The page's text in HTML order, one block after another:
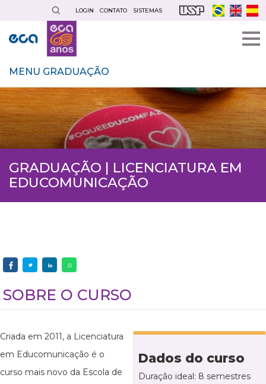
conteúdo
LOGIN CONTATO SISTEMAS
MENU GRADUAÇÃO
GRADUAÇÃO | LICENCIATURA EM
EDUCOMUNICAÇÃO
SOBRE O CURSO
Dados do curso
Duração ideal: 8 semestres
Criada em 2011, a Licenciatura
em Educomunicação é o
curso mais novo da Escola de